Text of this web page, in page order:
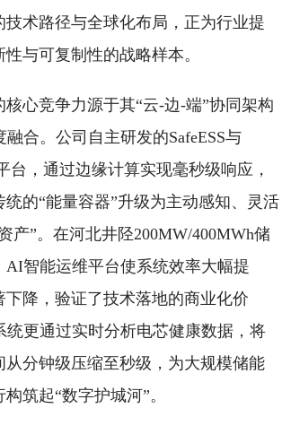
技术路径与全球化布局，正为行业提
与可复制性的战略样本。
核心竞争力源于其“云-边-端”协同架构
合。公司自主研发的SafeESS与
台，通过边缘计算实现毫秒级响应，
的“能量容器”升级为主动感知、灵活
产”。在河北井陉200MW/400MWh储
AI智能运维平台使系统效率大幅提
下降，验证了技术落地的商业化价
统更通过实时分析电芯健康数据，将
从分钟级压缩至秒级，为大规模储能
筑起“数字护城河”。